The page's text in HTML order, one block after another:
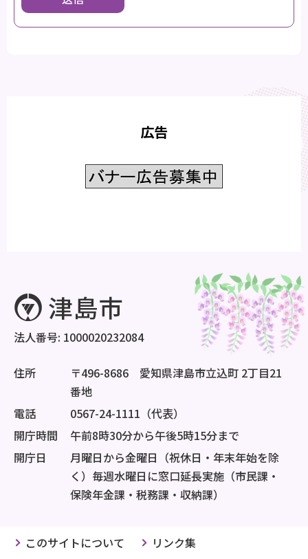
広告
法人番号: 1000020232084
住所
〒496-8686 愛知県津島市立込町 2丁目21
番地
電話
0567-24-1111（代表）
開庁時間
午前8時30分から午後5時15分まで
開庁日
月曜日から金曜日（祝休日・年末年始を除
く）毎週水曜日に窓口延長実施（市民課・
保険年金課・税務課・収納課）
このサイトについて
リンク集